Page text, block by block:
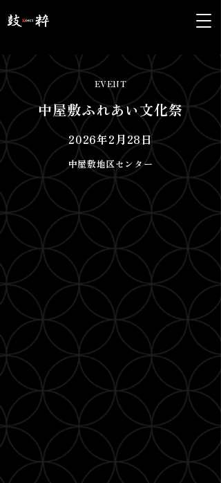
EVENT
中屋敷ふれあい文化祭
2026年2月28日
中屋敷地区センター